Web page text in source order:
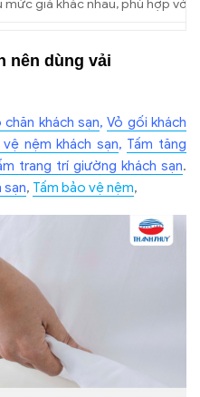
mức giá khác nhau, phù hợp với
nên dùng vải
chăn khách sạn,Vỏ gối khách
nệm khách sạn, Tấm tăng
trang trí giường khách sạn.
sạn, Tấm bảo vệ nệm,